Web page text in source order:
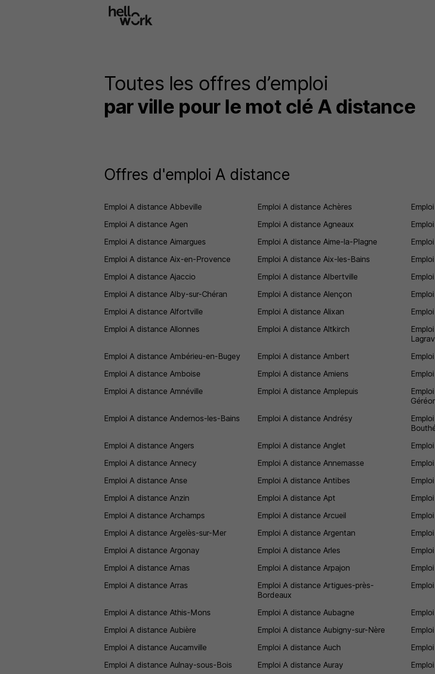
Toutes les offres d’emploi
par ville pour le mot clé A distance
Offres d'emploi A distance
Emploi A distance Abbeville Emploi A distance Achères
Emploi A distance Agen
Emploi A distance Agneaux
Emploi A distance Aimargues
Emploi A distance Aime-la-Plagne
Emploi A distance Aix-en-Provence
Emploi A distance Aix-les-Bains
Emploi A distance Ajaccio
Emploi A distance Albertville
Emploi A distance Alby-sur-Chéran
Emploi A distance Alençon
Emploi A distance Alfortville
Emploi A distance Alixan
Emploi A distance Allonnes
Emploi A distance Altkirch
Emploi A distance Ambérieu-en-Bugey
Emploi A distance Ambert
Emploi A distance Amboise
Emploi A distance Amiens
Emploi A distance Amnéville
Emploi A distance Amplepuis
Emploi A distance Andernos-les-Bains
Emploi A distance Andrésy
Emploi A distance Angers
Emploi A distance Anglet
Emploi A distance Annecy
Emploi A distance Annemasse
Emploi A distance Anse
Emploi A distance Antibes
Emploi A distance Anzin
Emploi A distance Apt
Emploi A distance Archamps
Emploi A distance Arcueil
Emploi A distance Argelès-sur-Mer
Emploi A distance Argentan
Emploi A distance Argonay
Emploi A distance Arles
Emploi A distance Arnas
Emploi A distance Arpajon
Emploi A distance Arras
Emploi A distance Artigues-près-
Bordeaux
Emploi A distance Athis-Mons Emploi A distance Aubagne
Emploi A distance Aubière
Emploi A distance Aubigny-sur-Nère
Emploi A distance Aucamville
Emploi A distance Auch
Emploi A distance Aulnay-sous-Bois
Emploi A distance Auray